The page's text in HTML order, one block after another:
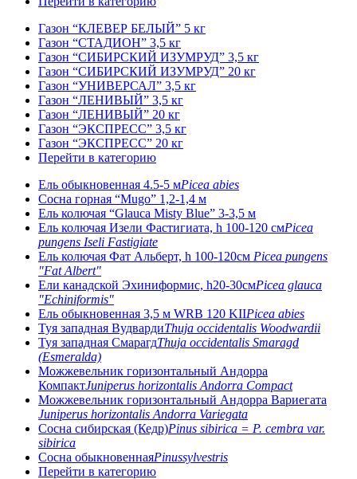
Газон “КЛЕВЕР БЕЛЫЙ” 5 кг
Газон “СТАДИОН” 3,5 кг
Газон “СИБИРСКИЙ ИЗУМРУД” 3,5 кг
Газон “СИБИРСКИЙ ИЗУМРУД” 20 кг
Газон “УНИВЕРСАЛ” 3,5 кг
Газон “ЛЕНИВЫЙ” 3,5 кг
Газон “ЛЕНИВЫЙ” 20 кг
Газон “ЭКСПРЕСС” 3,5 кг
Газон “ЭКСПРЕСС” 20 кг
Перейти в категорию
Ель обыкновенная 4.5-5 мPicea abies
Сосна горная “Mugo” 1,2-1,4 м
Ель колючая “Glauca Misty Blue” 3-3,5 м
Ель колючая Изели Фастигиата, h 100-120 смPicea
pungens Iseli Fastigiate
Ель колючая Фат Альберт, h 100-120см Picea pungens
"Fat Albert"
Ели канадской Эхиниформис, h20-30смPicea glauca
"Echiniformis"
Ель обыкновенная 3,5 м WRB 120 KIIPicea abies
Туя западная ВудвардиThuja occidentalis Woodwardii
Туя западная СмарагдThuja occidentalis Smaragd
(Esmeralda)
Можжевельник горизонтальный Андорра
КомпактJuniperus horizontalis Andorra Compact
Можжевельник горизонтальный Андорра Вариегата
Juniperus horizontalis Andorra Variegata
Сосна сибирская (Кедр)Pinus sibirica = P. cembra var.
sibirica
Сосна обыкновеннаяPinussylvestris
Перейти в категорию